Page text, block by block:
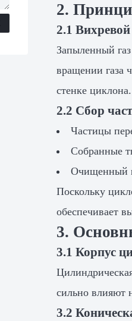
2.
2.1
Запыленный
вращении газа
стенке циклона.
2.2 Сбор
Частицы
Собранные
Очищенный
Поскольку
обеспечивает
3.
3.1 Корпус
сильно влияют
3.2